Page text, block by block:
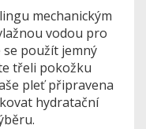
mechanickým
vodou pro
použít jemný
třeli pokožku
pleť připravena
hydratační